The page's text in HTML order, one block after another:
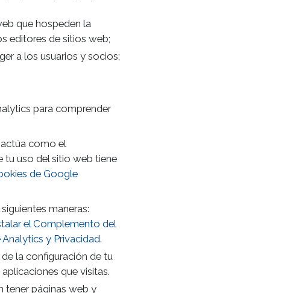
que hospeden la
editores de sitios web;
a los usuarios y socios;
para comprender
como el
uso del sitio web tiene
de Google
maneras:
el Complemento del
y Privacidad.
la configuración de tu
que visitas.
tener páginas web y